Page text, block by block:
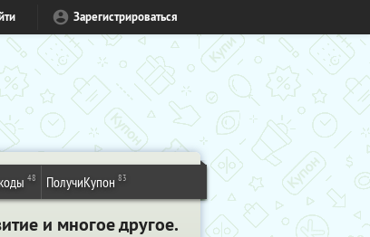
Зарегистрироваться
48 ПолучиКупон 83
и многое другое.